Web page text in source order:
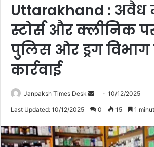
Uttarakhand :
स्टोर्स और क्लीनिक पर
पुलिस ओर ड्रग विभाग
कार्रवाई
Janpaksh Times Desk
e
d
a
10/12/2025
Last Updated: 10/12/2025 0 15 1